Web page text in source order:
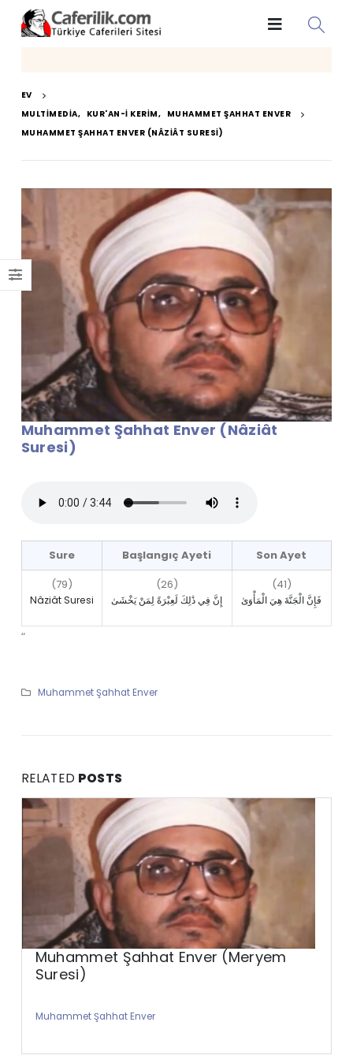
EV
MULTIMEDIA, KUR'AN-I KERIM, MUHAMMET ŞAHHAT ENVER
MUHAMMET ŞAHHAT ENVER (NÂZIÂT SURESI)
Muhammet Şahhat Enver (Nâziât
Suresi)
Sure Başlangıç Ayeti
Son Ayet
(79)
Nâziât Suresi
(26)
إِنَّ فِي ذَٰلِكَ لَعِبْرَةً لِمَنْ يَخْشَىٰ
(41)
فَإِنَّ الْجَنَّةَ هِيَ الْمَأْوَىٰ
“
Muhammet Şahhat Enver
RELATED POSTS
Muhammet Şahhat Enver (Meryem
Suresi)
Muhammet Şahhat Enver